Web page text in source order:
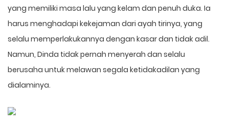
yang memiliki masa lalu yang kelam dan penuh duka. Ia
harus menghadapi kekejaman dari ayah tirinya, yang
selalu memperlakukannya dengan kasar dan tidak adil.
Namun, Dinda tidak pernah menyerah dan selalu
berusaha untuk melawan segala ketidakadilan yang
dialaminya.